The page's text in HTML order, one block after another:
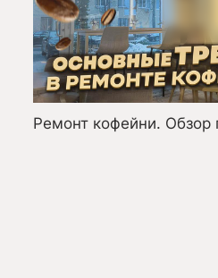
Ремонт кофейни. Обзор